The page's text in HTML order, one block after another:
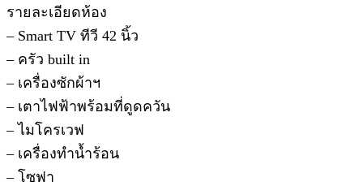
รายละเอียดห้อง
– Smart TV ทีวี 42 นิ้ว
– ครัว built in
– เครื่องซักผ้าฯ
– เตาไฟฟ้าพร้อมที่ดูดควัน
– ไมโครเวฟ
– เครื่องทําน้ำร้อน
– โซฟา